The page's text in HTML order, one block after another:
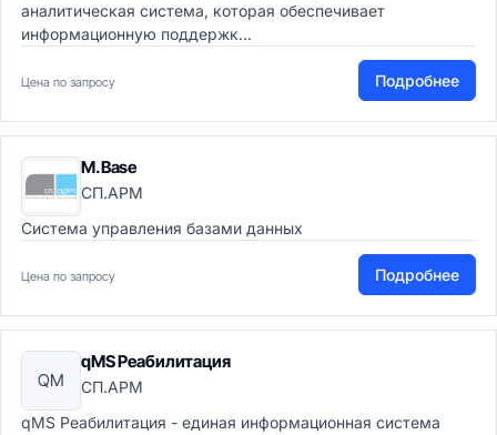
аналитическая система, которая обеспечивает
информационную поддержк...
Цена по запросу Подробнее
M.Base
СП.АРМ
Система управления базами данных
Цена по запросу Подробнее
QM
qMS Реабилитация
СП.АРМ
qMS Реабилитация - единая информационная система